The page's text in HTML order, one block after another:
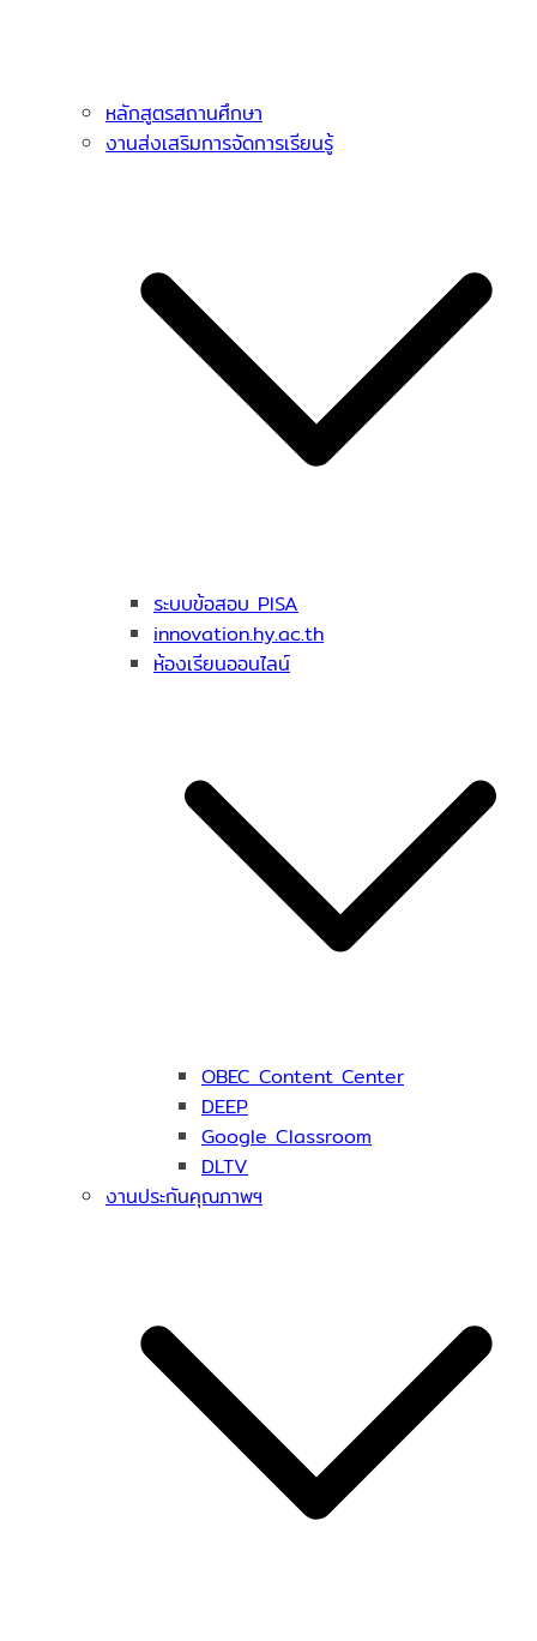
หลักสูตรสถานศึกษา
งานส่งเสริมการจัดการเรียนรู้
ระบบข้อสอบ PISA
innovation.hy.ac.th
ห้องเรียนออนไลน์
OBEC Content Center
DEEP
Google Classroom
DLTV
งานประกันคุณภาพฯ